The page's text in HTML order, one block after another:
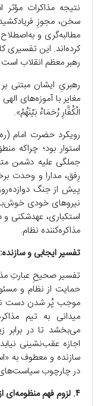
نتیجه مذاکرات
سخن، مجوزِ
مطالبه‌گری و
کرده‌اند. این
رهبر معظم انقلاب است.
رهبریِ ایشان مبتنی
مغایر با آموزه‌های
الْكُفَّارِ رُحَمَاءُ بَيْنَهُمْ».
رویکرد حضرت امام
استوار بود؛ چراکه
جملگی علیه دشمن
رِفق، مدارا و وحدت
پیش از جنگ
نیروهای خودی
استکباری، عهدشکنی
مذاکره‌کننده نظام.
تفسیر ایجابی و سازنده:
تفسیر صحیحِ عبارتِ
حمایت از نظام و
موجب پُر شدن دست
میدانی به تیم
می‌بخشد تا در برابر
اجازه عقب‌نشینی نیابد.
سازنده و معطوف به
در چارچوب
۴. لزوم فهم منظومه‌ای از بیانات رهبری